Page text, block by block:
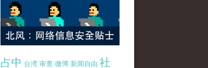
占中 台湾 审查 微博 新闻自由 社